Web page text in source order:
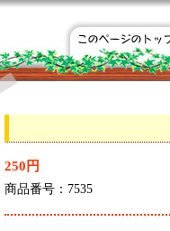
250円
商品番号：7535